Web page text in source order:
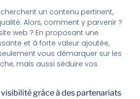
un contenu pertinent,
Alors, comment y parvenir ?
web ? En proposant une
et à forte valeur ajoutée,
vous démarquer sur les
mais aussi séduire vos
grâce à des partenariats